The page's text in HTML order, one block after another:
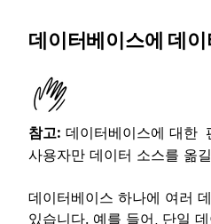
데이터베이스에 데이
참고: 데이터베이스에 대한
사용자만 데이터 소스를 옮
데이터베이스 하나에 여러
있습니다. 예를 들어, 단일